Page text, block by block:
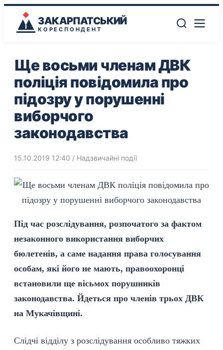
ЗАКАРПАТСЬКИЙ
КОРЕСПОНДЕНТ
Ще восьми членам ДВК
поліція повідомила про
підозру у порушенні
виборчого
законодавства
15.10.2019 12:40 / Надзвичайні події
Під час розслідування, розпочатого за фактом
незаконного використання виборчих
бюлетенів, а саме надання права голосування
особам, які його не мають, правоохоронці
встановили ще вісьмох порушників
законодавства. Йдеться про членів трьох ДВК
на Мукачівщині.
Слідчі відділу з розслідування особливо тяжких